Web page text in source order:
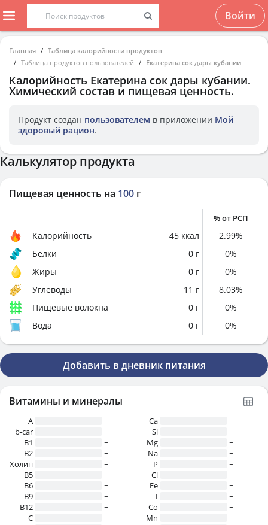
Войти
Главная
Таблица калорийности продуктов
Таблица продуктов пользователей
Екатерина сок дары кубании
Калорийность Екатерина сок дары кубании.
Химический состав и пищевая ценность.
Продукт создан пользователем в приложении Мой
здоровый рацион.
Калькулятор продукта
Пищевая ценность на 100 г
% от РСП
Калорийность 45 ккал 2.99%
Белки
0 г 0%
Жиры
0 г 0%
Углеводы
11 г 8.03%
Пищевые волокна
0 г 0%
Вода
0 г 0%
Добавить в дневник питания
Витамины и минералы
A
~
b-car
~
В1
~
B2
~
Холин
~
B5
~
B6
~
B9
~
B12
~
C
~
Ca
~
Si
~
Mg
~
Na
~
P
~
Cl
~
Fe
~
I
~
Co
~
Mn
~